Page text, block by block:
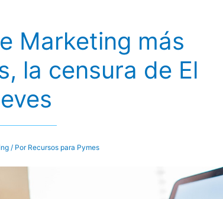
Marketing más
la censura de El
/ Por Recursos para Pymes